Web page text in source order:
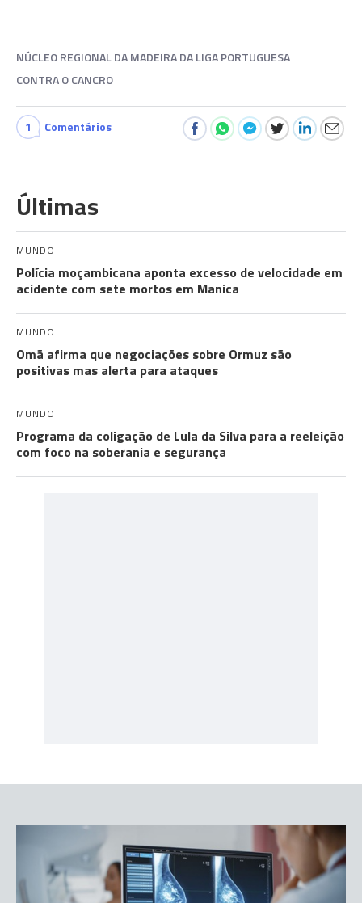
NÚCLEO REGIONAL DA MADEIRA DA LIGA PORTUGUESA
CONTRA O CANCRO
1 Comentários
Últimas
MUNDO
Polícia moçambicana aponta excesso de velocidade em
acidente com sete mortos em Manica
MUNDO
Omã afirma que negociações sobre Ormuz são
positivas mas alerta para ataques
MUNDO
Programa da coligação de Lula da Silva para a reeleição
com foco na soberania e segurança